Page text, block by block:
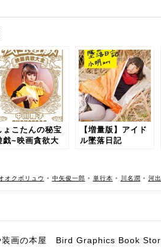
ょこたんの秘宝
戯~映画貪欲大
【増量版】アイド
ル墜落日記
オクボリュウ • 中矢俊一郎 • 単行本 • 川名潤 • 河
装画の本屋 Bird Graphics Book